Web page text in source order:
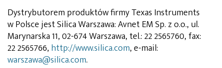
Dystrybutorem produktów firmy Texas Instruments
w Polsce jest Silica Warszawa: Avnet EM Sp. z o.o., ul.
Marynarska 11, 02-674 Warszawa, tel.: 22 2565760, fax:
22 2565766, http://www.silica.com, e-mail:
warszawa@silica.com.